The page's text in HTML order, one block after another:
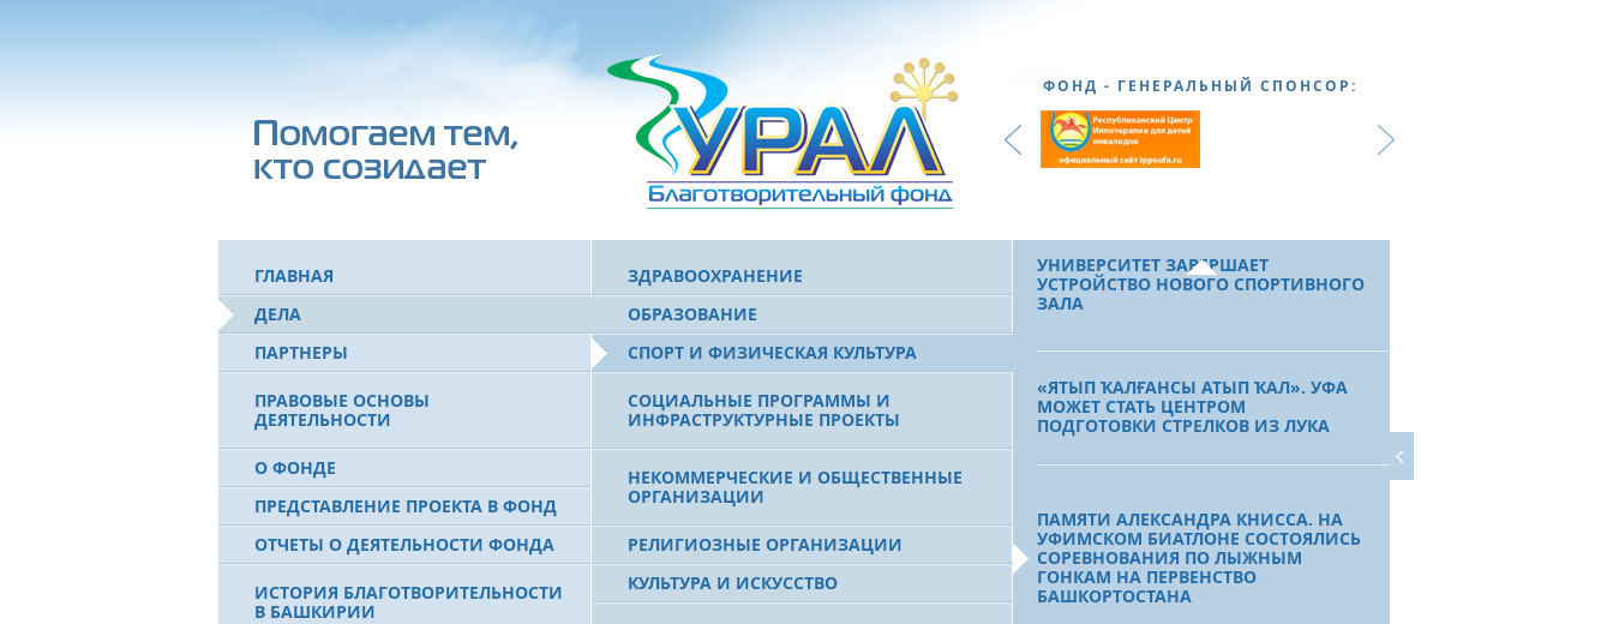
ФОНД - ГЕНЕРАЛЬНЫЙ СПОНСОР:
ГЛАВНАЯ
ДЕЛА
ПАРТНЕРЫ
ПРАВОВЫЕ ОСНОВЫ
ДЕЯТЕЛЬНОСТИ
О ФОНДЕ
ПРЕДСТАВЛЕНИЕ ПРОЕКТА В ФОНД
ОТЧЕТЫ О ДЕЯТЕЛЬНОСТИ ФОНДА
ИСТОРИЯ БЛАГОТВОРИТЕЛЬНОСТИ
В БАШКИРИИ
ЗДРАВООХРАНЕНИЕ
ОБРАЗОВАНИЕ
СПОРТ И ФИЗИЧЕСКАЯ КУЛЬТУРА
СОЦИАЛЬНЫЕ ПРОГРАММЫ И
ИНФРАСТРУКТУРНЫЕ ПРОЕКТЫ
НЕКОММЕРЧЕСКИЕ И ОБЩЕСТВЕННЫЕ
ОРГАНИЗАЦИИ
РЕЛИГИОЗНЫЕ ОРГАНИЗАЦИИ
КУЛЬТУРА И ИСКУССТВО
СТУДЕНТЫ И ФИЗИЧЕСКАЯ КУЛЬТУРА.
АГРАРНЫЙ ВУЗ РЕСПУБЛИКИ
УСПЕШЕН НЕ ТОЛЬКО В УЧЕБЕ, НО И
В СПОРТЕ
ОБРАЗОВАНИЕ И СПОРТ. АГРАРНЫЙ
УНИВЕРСИТЕТ ЗАВЕРШАЕТ
УСТРОЙСТВО НОВОГО СПОРТИВНОГО
ЗАЛА
«ЯТЫП ҠАЛҒАНСЫ АТЫП ҠАЛ». УФА
МОЖЕТ СТАТЬ ЦЕНТРОМ
ПОДГОТОВКИ СТРЕЛКОВ ИЗ ЛУКА
ПАМЯТИ АЛЕКСАНДРА КНИССА. НА
УФИМСКОМ БИАТЛОНЕ СОСТОЯЛИСЬ
СОРЕВНОВАНИЯ ПО ЛЫЖНЫМ
ГОНКАМ НА ПЕРВЕНСТВО
БАШКОРТОСТАНА